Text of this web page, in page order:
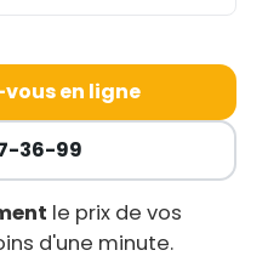
en ligne
36-99
le prix de vos
d'une minute.